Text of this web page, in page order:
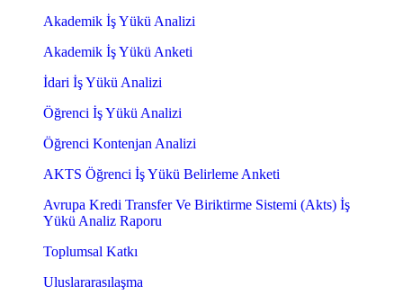
Akademik İş Yükü Analizi
Akademik İş Yükü Anketi
İdari İş Yükü Analizi
Öğrenci İş Yükü Analizi
Öğrenci Kontenjan Analizi
AKTS Öğrenci İş Yükü Belirleme Anketi
Avrupa Kredi Transfer Ve Biriktirme Sistemi (Akts) İş
Yükü Analiz Raporu
Toplumsal Katkı
Uluslararasılaşma